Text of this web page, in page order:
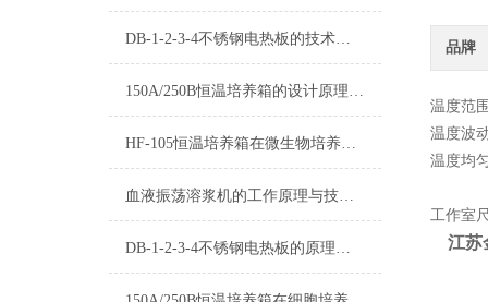
DB-1-2-3-4不锈钢电热板的技术优势分析
150A/250B恒温培养箱的设计原理与技术特点
HF-105恒温培养箱在微生物培养中的应用
血液振荡溶浆机的工作原理与技术优化
DB-1-2-3-4不锈钢电热板的原理和用途及操作应用领域有哪些？
品牌
温度范
温度波
温度均
工作室
江苏